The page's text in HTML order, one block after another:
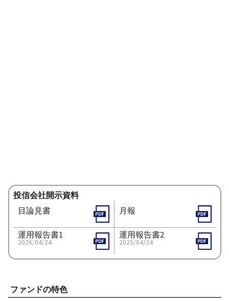
投信会社開示資料
目論見書
月報
運用報告書1
2026/04/24
運用報告書2
2025/04/24
ファンドの特色